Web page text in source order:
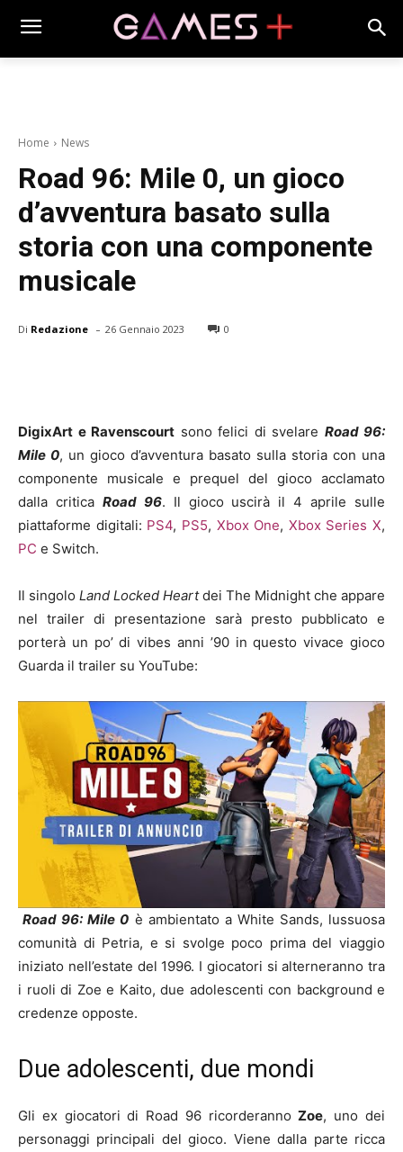
Home News
Road 96: Mile 0, un gioco
d’avventura basato sulla
storia con una componente
musicale
Di Redazione - 26 Gennaio 2023 0
DigixArt e Ravenscourt sono felici di svelare Road 96:
Mile 0, un gioco d’avventura basato sulla storia con una
componente musicale e prequel del gioco acclamato
dalla critica Road 96. Il gioco uscirà il 4 aprile sulle
piattaforme digitali: PS4, PS5, Xbox One, Xbox Series X,
PC e Switch.
Il singolo Land Locked Heartdei The Midnight che appare
nel trailer di presentazione sarà presto pubblicato e
porterà un po’ di vibes anni ’90 in questo vivace gioco
Guarda il trailer su YouTube:
Road 96: Mile 0 è ambientato a White Sands, lussuosa
comunità di Petria, e si svolge poco prima del viaggio
iniziato nell’estate del 1996. I giocatori si alterneranno tra
i ruoli di Zoe e Kaito, due adolescenti con background e
credenze opposte.
Due adolescenti, due mondi
Gli ex giocatori di Road 96 ricorderannoZoe, uno dei
personaggi principali del gioco. Viene dalla parte ricca